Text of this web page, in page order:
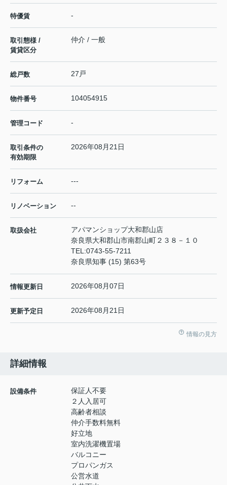
特優賃 -
取引態様 /
賃貸区分
仲介 / 一般
総戸数 27戸
物件番号 104054915
管理コード -
取引条件の
有効期限
2026年08月21日
リフォーム ---
リノベーション --
取扱会社
アパマンショップ大和郡山店
奈良県大和郡山市南郡山町２３８－１０
TEL:0743-55-7211
奈良県知事 (15) 第63号
情報更新日 2026年08月07日
更新予定日 2026年08月21日
情報の見方
詳細情報
設備条件
保証人不要
２人入居可
高齢者相談
仲介手数料無料
好立地
室内洗濯機置場
バルコニー
プロパンガス
公営水道